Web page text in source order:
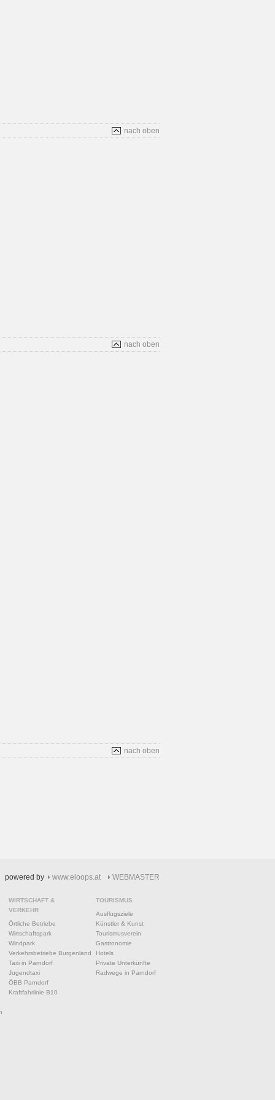
nach oben
nach oben
nach oben
powered by www.eloops.at WEBMASTER
WIRTSCHAFT &
VERKEHR
Örtliche Betriebe
Wirtschaftspark
Windpark
Verkehrsbetriebe Burgenland
Taxi in Parndorf
Jugendtaxi
ÖBB Parndorf
Kraftfahrlinie B10
TOURISMUS
Ausflugsziele
Künstler & Kunst
Tourismusverein
Gastronomie
Hotels
Private Unterkünfte
Radwege in Parndorf